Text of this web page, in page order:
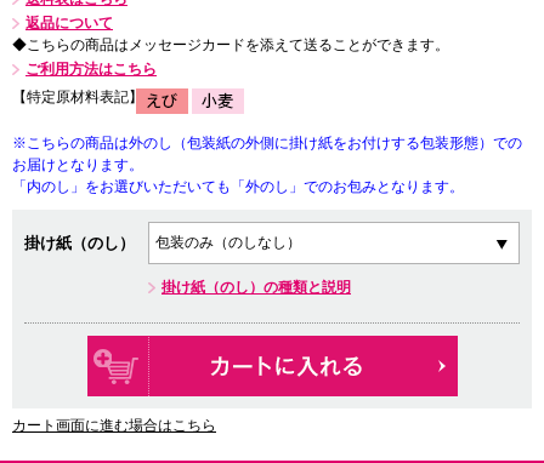
返品について
◆こちらの商品はメッセージカードを添えて送ることができます。
ご利用方法はこちら
【特定原材料表記】
※こちらの商品は外のし（包装紙の外側に掛け紙をお付けする包装形態）での
お届けとなります。
「内のし」をお選びいただいても「外のし」でのお包みとなります。
掛け紙（のし）
掛け紙（のし）の種類と説明
カート画面に進む場合はこちら